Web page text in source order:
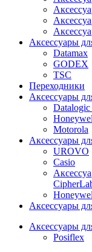
Аксессуары
Datamax
GODEX
TSC
Переходники
Аксессуары
Datalogic
Motorola
Аксессуары
UROVO
Casio
Аксессуары
Аксессуары
Posiflex